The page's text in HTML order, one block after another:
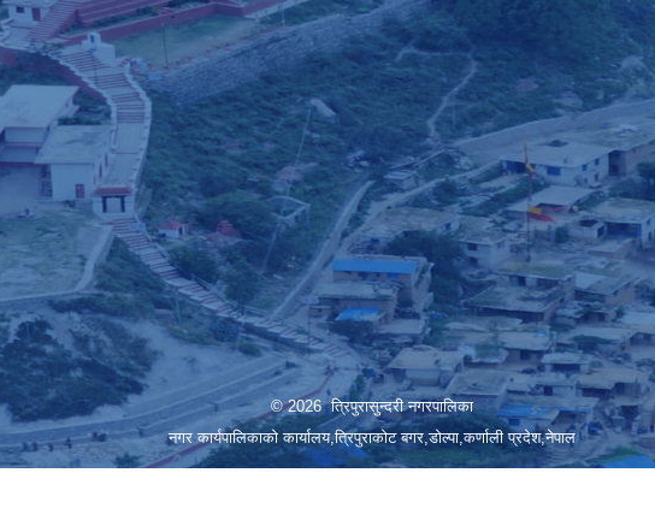
© 2026 त्रिपुरासुन्दरी नगरपालिका
नगर कार्यपालिकाको कार्यालय,त्रिपुराकोट बगर,डोल्पा,कर्णाली प्रदेश,नेपाल